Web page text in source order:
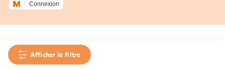
Connexion
Afficher le filtre